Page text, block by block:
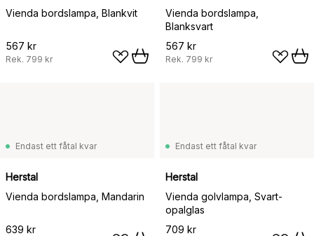
Vienda bordslampa, Blankvit
567 kr
Rek. 799 kr
Vienda bordslampa,
Blanksvart
567 kr
Rek. 799 kr
Endast ett fåtal kvar
Herstal
Vienda bordslampa, Mandarin
639 kr
Endast ett fåtal kvar
Herstal
Vienda golvlampa, Svart-
opalglas
709 kr